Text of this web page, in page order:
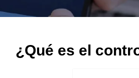
¿Qué es el